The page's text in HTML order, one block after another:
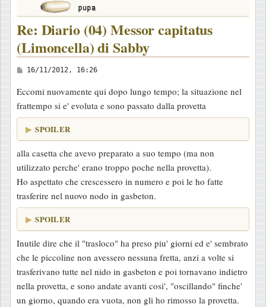
Re: Diario (04) Messor capitatus
(Limoncella) di Sabby
M
s
s
a
g
g
i
o
16/11/2012, 16:26
Eccomi nuovamente qui dopo lungo tempo; la situazione nel
frattempo si e' evoluta e sono passato dalla provetta
SPOILER
alla casetta che avevo preparato a suo tempo (ma non
utilizzato perche' erano troppo poche nella provetta).
Ho aspettato che crescessero in numero e poi le ho fatte
trasferire nel nuovo nodo in gasbeton.
SPOILER
Inutile dire che il "trasloco" ha preso piu' giorni ed e' sembrato
che le piccoline non avessero nessuna fretta, anzi a volte si
trasferivano tutte nel nido in gasbeton e poi tornavano indietro
nella provetta, e sono andate avanti cosi', "oscillando" finche'
un giorno, quando era vuota, non gli ho rimosso la provetta.